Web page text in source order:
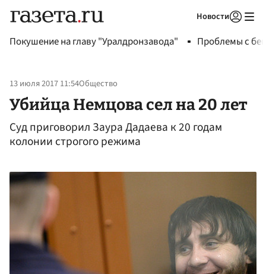
Новости
Покушение на главу "Уралдронзавода" Проблемы с
13 июля 2017 11:54Общество
Убийца Немцова сел на 20 лет
Суд приговорил Заура Дадаева к 20 годам
колонии строгого режима